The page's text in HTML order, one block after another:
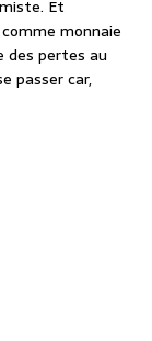
Et
monnaie
des pertes au
passer car,